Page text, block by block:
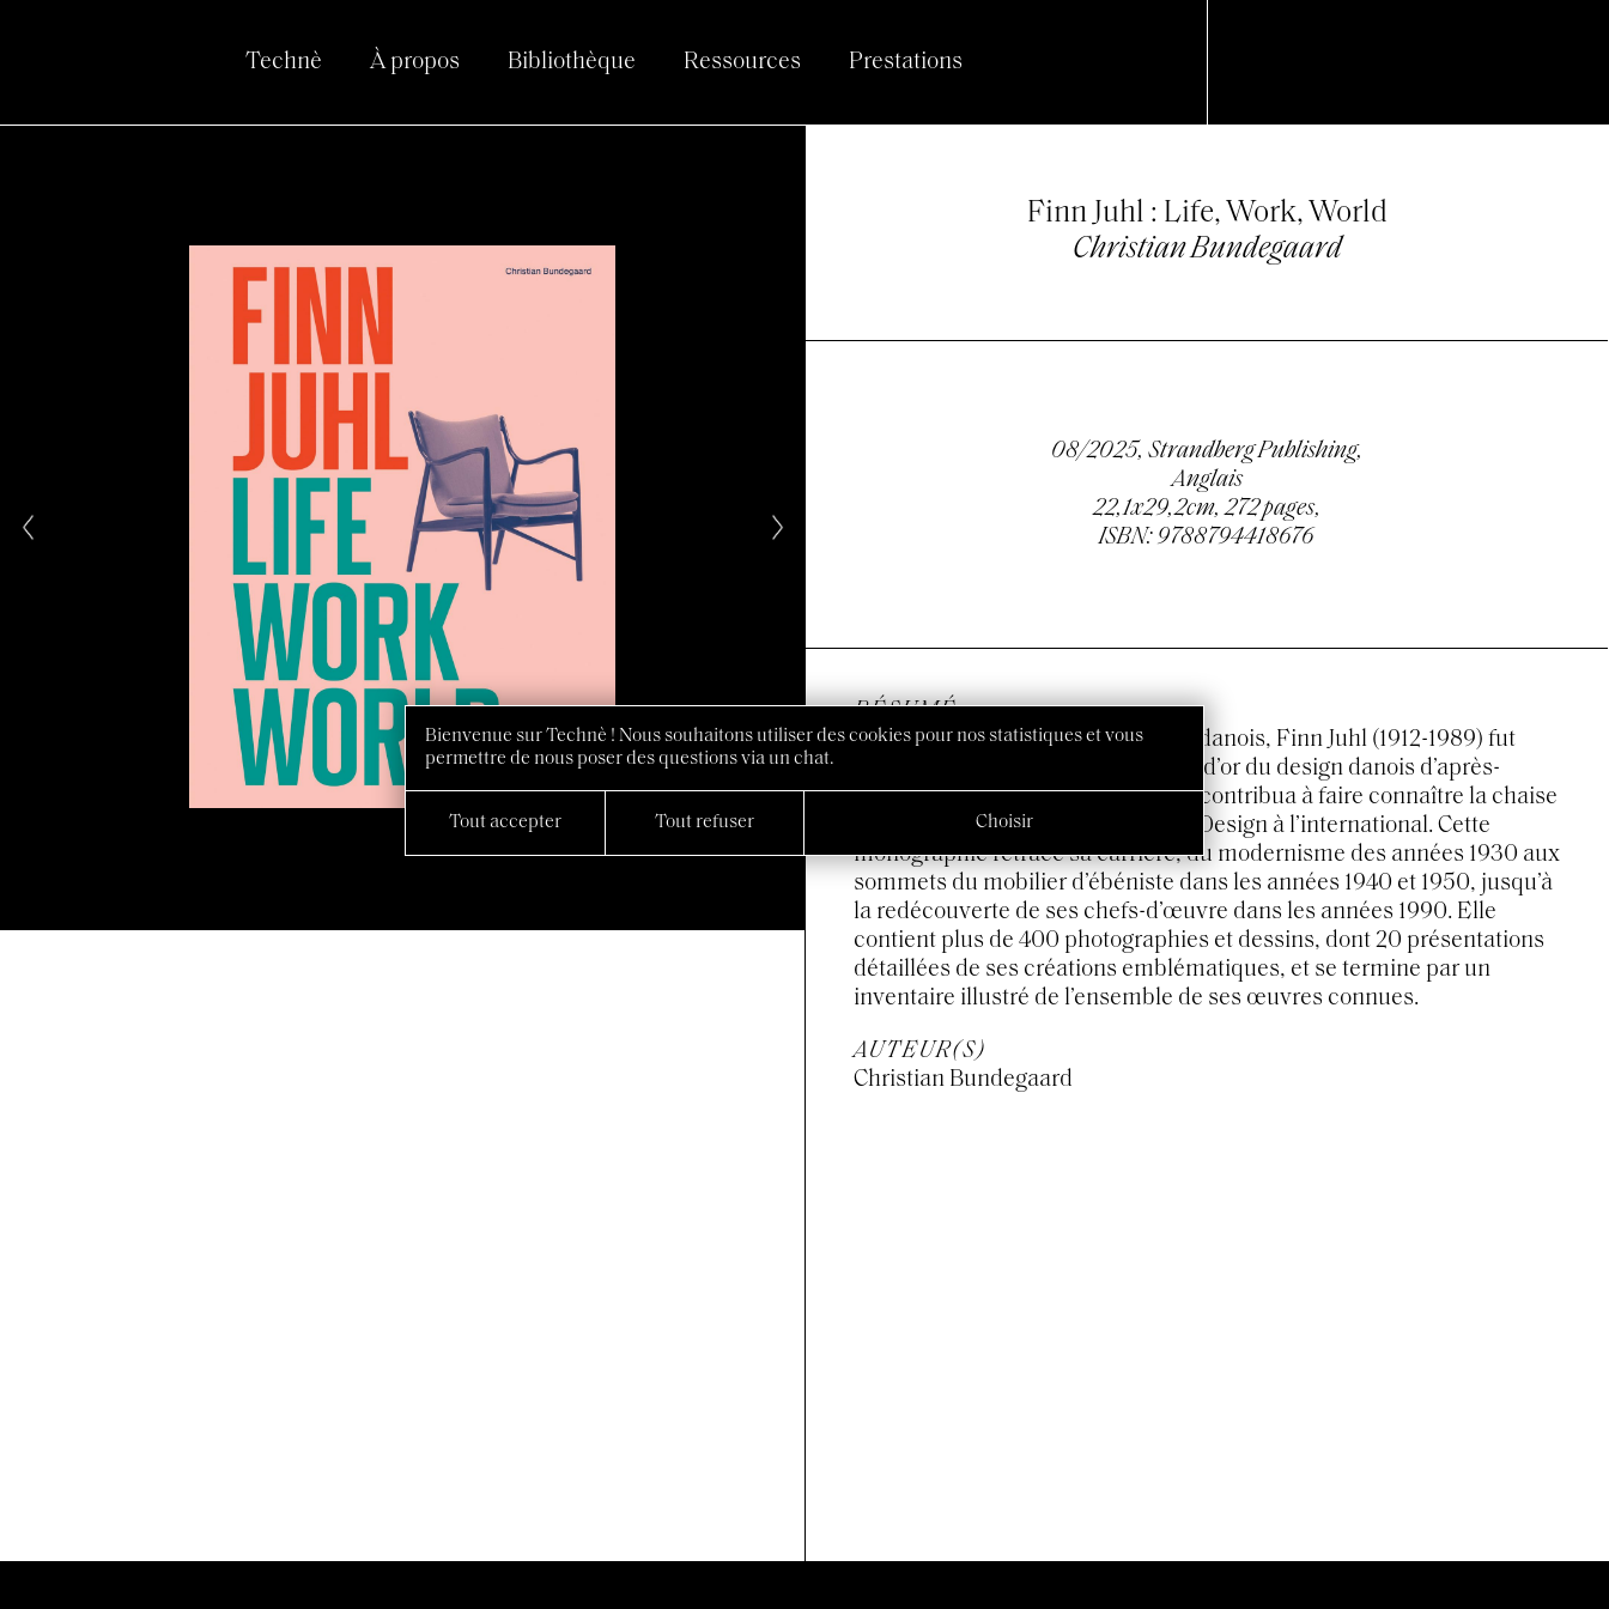
Technè À propos Bibliothèque Ressources Prestations
Finn Juhl : Life, Work, World
Christian Bundegaard
08/2025, Strandberg Publishing,
Anglais
22,1x29,2cm, 272 pages,
ISBN: 9788794418676
RÉSUMÉ
Architecte et designer de mobilier danois, Finn Juhl (1912-1989) fut
l’une des figures majeures de l’âge d’or du design danois d’après-
guerre. Son succès aux États-Unis contribua à faire connaître la chaise
danoise et à promouvoir le Danish Design à l’international. Cette
monographie retrace sa carrière, du modernisme des années 1930 aux
sommets du mobilier d’ébéniste dans les années 1940 et 1950, jusqu’à
la redécouverte de ses chefs-d’œuvre dans les années 1990. Elle
contient plus de 400 photographies et dessins, dont 20 présentations
détaillées de ses créations emblématiques, et se termine par un
inventaire illustré de l’ensemble de ses œuvres connues.
AUTEUR(S)
Christian Bundegaard
Bienvenue sur Technè ! Nous souhaitons utiliser des cookies pour nos statistiques et vous
permettre de nous poser des questions via un chat.
Tout accepter Tout refuser Choisir